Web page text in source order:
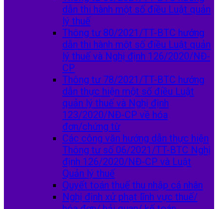
dẫn thi hành một số điều Luật quản
lý thuế
Thông tư 80/2021/TT-BTC hướng
dẫn thi hành một số điều Luật quản
lý thuế và Nghị định 126/2020/NĐ-
CP
Thông tư 78/2021/TT-BTC hướng
dẫn thực hiện một số điều Luật
quản lý thuế và Nghị định
123/2020/NĐ-CP về hóa
đơn/chứng từ
Các công văn hướng dẫn thực hiện
Thông tư số 06/2021/TT-BTC Nghị
định 126/2020/NĐ-CP và Luật
Quản lý thuế
Quyết toán thuế thu nhập cá nhân
Nghị định xử phạt lĩnh vực thuế/